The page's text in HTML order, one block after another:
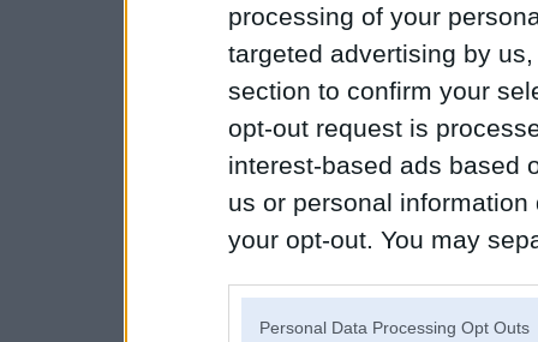
processing of your
targeted advertising by
section to confirm your
opt-out request is
interest-based ads based
us or personal
your opt-out. You may
Personal Data Processing Opt Outs